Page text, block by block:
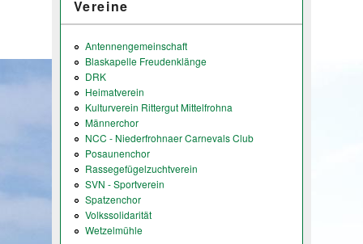
Vereine
Antennengemeinschaft
Blaskapelle Freudenklänge
DRK
Heimatverein
Kulturverein Rittergut Mittelfrohna
Männerchor
NCC - Niederfrohnaer Carnevals Club
Posaunenchor
Rassegefügelzuchtverein
SVN - Sportverein
Spatzenchor
Volkssolidarität
Wetzelmühle